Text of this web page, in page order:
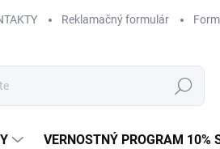
Reklamačný formulár
Hľadať
VERNOSTNÝ PROGRAM 10%